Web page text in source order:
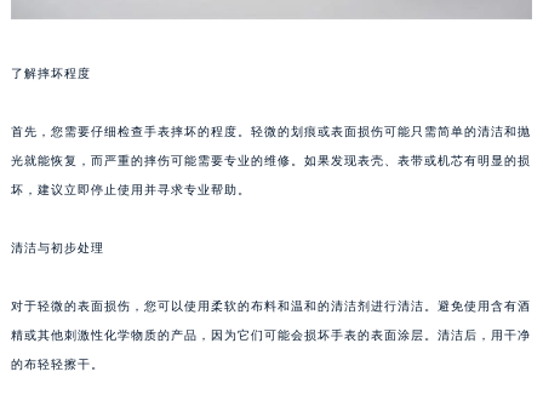
了解摔坏程度
首先，您需要仔细检查手表摔坏的程度。轻微的划痕或表面损伤可能只需简单的清洁和抛
光就能恢复，而严重的摔伤可能需要专业的维修。如果发现表壳、表带或机芯有明显的损
坏，建议立即停止使用并寻求专业帮助。
清洁与初步处理
对于轻微的表面损伤，您可以使用柔软的布料和温和的清洁剂进行清洁。避免使用含有酒
精或其他刺激性化学物质的产品，因为它们可能会损坏手表的表面涂层。清洁后，用干净
的布轻轻擦干。